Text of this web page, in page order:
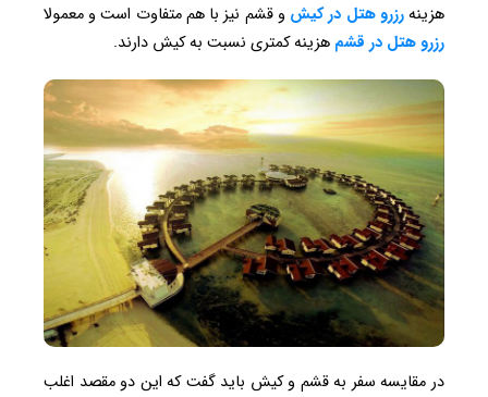
هزینهرزرو هتل در کیش و قشم نیز با هم متفاوت است و معمولا
رزرو هتل در قشم هزینه کمتری نسبت به کیش دارند.
در مقایسه سفر به قشم و کیش باید گفت که این دو مقصد اغلب